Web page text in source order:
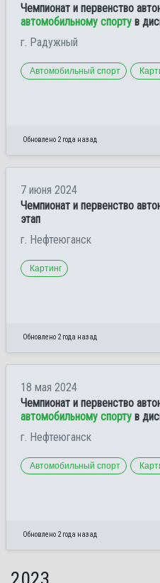
Чемпионат и первенство
автомобильному спорту в
г. Радужный
Автомобильный спорт
Обновлено 2 года назад
7 июня 2024
Чемпионат и первенство
этап
г. Нефтеюганск
Картинг
Обновлено 2 года назад
18 мая 2024
Чемпионат и первенство
автомобильному спорту в
г. Нефтеюганск
Автомобильный спорт
Обновлено 2 года назад